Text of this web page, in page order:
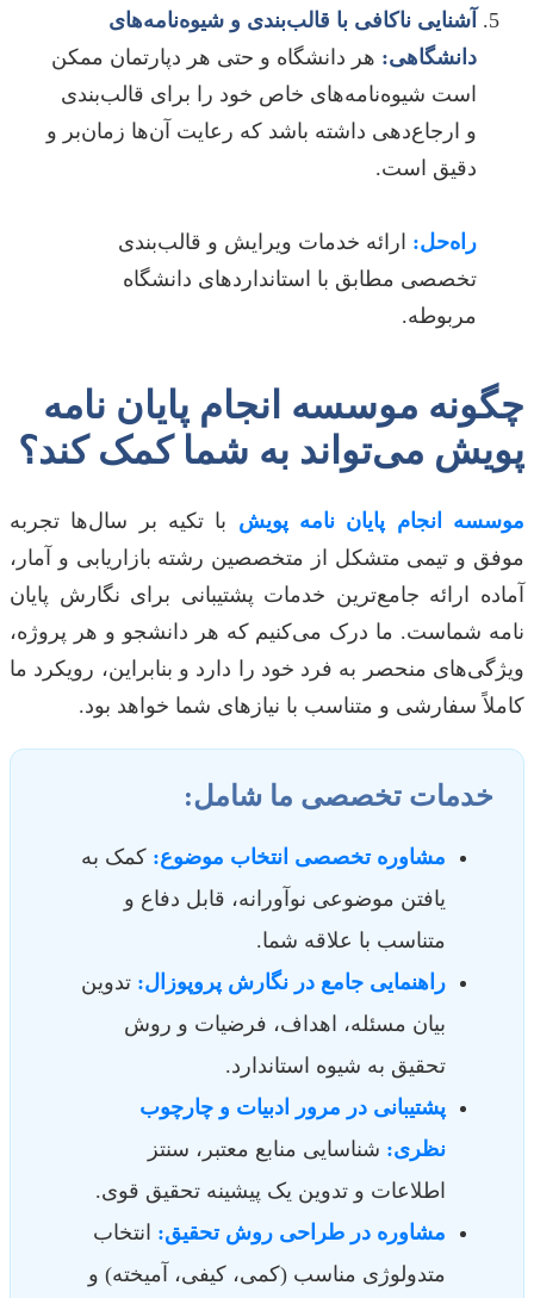
آشنایی ناکافی با قالب‌بندی و شیوه‌نامه‌های
دانشگاهی: هر دانشگاه و حتی هر دپارتمان ممکن
است شیوه‌نامه‌های خاص خود را برای قالب‌بندی
و ارجاع‌دهی داشته باشد که رعایت آن‌ها زمان‌بر و
دقیق است.
راه‌حل: ارائه خدمات ویرایش و قالب‌بندی
تخصصی مطابق با استانداردهای دانشگاه
مربوطه.
چگونه موسسه انجام پایان نامه
پویش می‌تواند به شما کمک کند؟
موسسه انجام پایان نامه پویش با تکیه بر سال‌ها تجربه
موفق و تیمی متشکل از متخصصین رشته بازاریابی و آمار،
آماده ارائه جامع‌ترین خدمات پشتیبانی برای نگارش پایان
نامه شماست. ما درک می‌کنیم که هر دانشجو و هر پروژه،
ویژگی‌های منحصر به فرد خود را دارد و بنابراین، رویکرد ما
کاملاً سفارشی و متناسب با نیازهای شما خواهد بود.
خدمات تخصصی ما شامل:
مشاوره تخصصی انتخاب موضوع: کمک به
یافتن موضوعی نوآورانه، قابل دفاع و
متناسب با علاقه شما.
راهنمایی جامع در نگارش پروپوزال: تدوین
بیان مسئله، اهداف، فرضیات و روش
تحقیق به شیوه استاندارد.
پشتیبانی در مرور ادبیات و چارچوب
نظری: شناسایی منابع معتبر، سنتز
اطلاعات و تدوین یک پیشینه تحقیق قوی.
مشاوره در طراحی روش تحقیق: انتخاب
متدولوژی مناسب (کمی، کیفی، آمیخته) و